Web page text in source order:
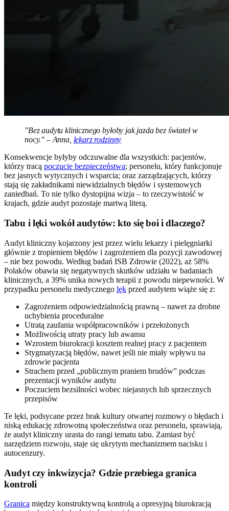
"Bez audytu klinicznego byłoby jak jazda bez świateł w
nocy." – Anna, lekarz rodzinny
Konsekwencje byłyby odczuwalne dla wszystkich: pacjentów,
którzy tracą poczucie bezpieczeństwa; personelu, który funkcjonuje
bez jasnych wytycznych i wsparcia; oraz zarządzających, którzy
stają się zakładnikami niewidzialnych błędów i systemowych
zaniedbań. To nie tylko dystopijna wizja – to rzeczywistość w
krajach, gdzie audyt pozostaje martwą literą.
Tabu i lęki wokół audytów: kto się boi i dlaczego?
Audyt kliniczny kojarzony jest przez wielu lekarzy i pielęgniarki
głównie z tropieniem błędów i zagrożeniem dla pozycji zawodowej
– nie bez powodu. Według badań ISB Zdrowie (2022), aż 58%
Polaków obawia się negatywnych skutków udziału w badaniach
klinicznych, a 39% unika nowych terapii z powodu niepewności. W
przypadku personelu medycznego lęk przed audytem wiąże się z:
Zagrożeniem odpowiedzialnością prawną – nawet za drobne
uchybienia proceduralne
Utratą zaufania współpracowników i przełożonych
Możliwością utraty pracy lub awansu
Wzrostem biurokracji kosztem realnej pracy z pacjentem
Stygmatyzacją błędów, nawet jeśli nie miały wpływu na
zdrowie pacjenta
Strachem przed „publicznym praniem brudów” podczas
prezentacji wyników audytu
Poczuciem bezsilności wobec niejasnych lub sprzecznych
przepisów
Te lęki, podsycane przez brak kultury otwartej rozmowy o błędach i
niską edukację zdrowotną społeczeństwa oraz personelu, sprawiają,
że audyt kliniczny urasta do rangi tematu tabu. Zamiast być
narzędziem rozwoju, staje się ukrytym mechanizmem nacisku i
autocenzury.
Audyt czy inkwizycja? Gdzie przebiega granica
kontroli
Granica między konstruktywną kontrolą a opresyjną biurokracją